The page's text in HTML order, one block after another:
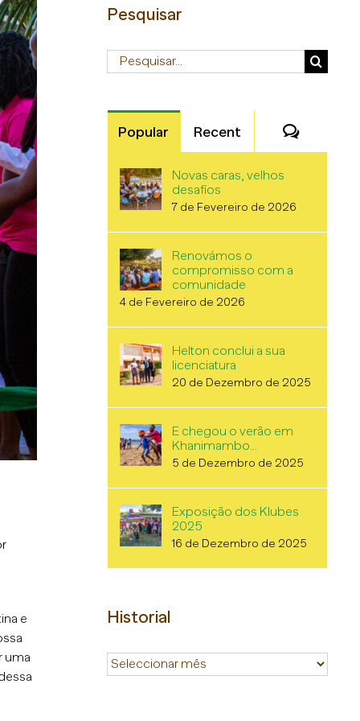
e
uma
Pesquisar
Pesquisar
Popular Recent
Novas caras, velhos
desafíos
7 de Fevereiro de 2026
Renovámos o
compromisso com a
comunidade
4 de Fevereiro de 2026
Helton conclui a sua
licenciatura
20 de Dezembro de 2025
E chegou o verão em
Khanimambo…
5 de Dezembro de 2025
Exposição dos Klubes
2025
16 de Dezembro de 2025
Historial
Historial